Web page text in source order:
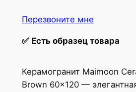
Перезвоните мне
✅ Есть образец товара
Керамогранит Maimoon
Brown 60×120 —